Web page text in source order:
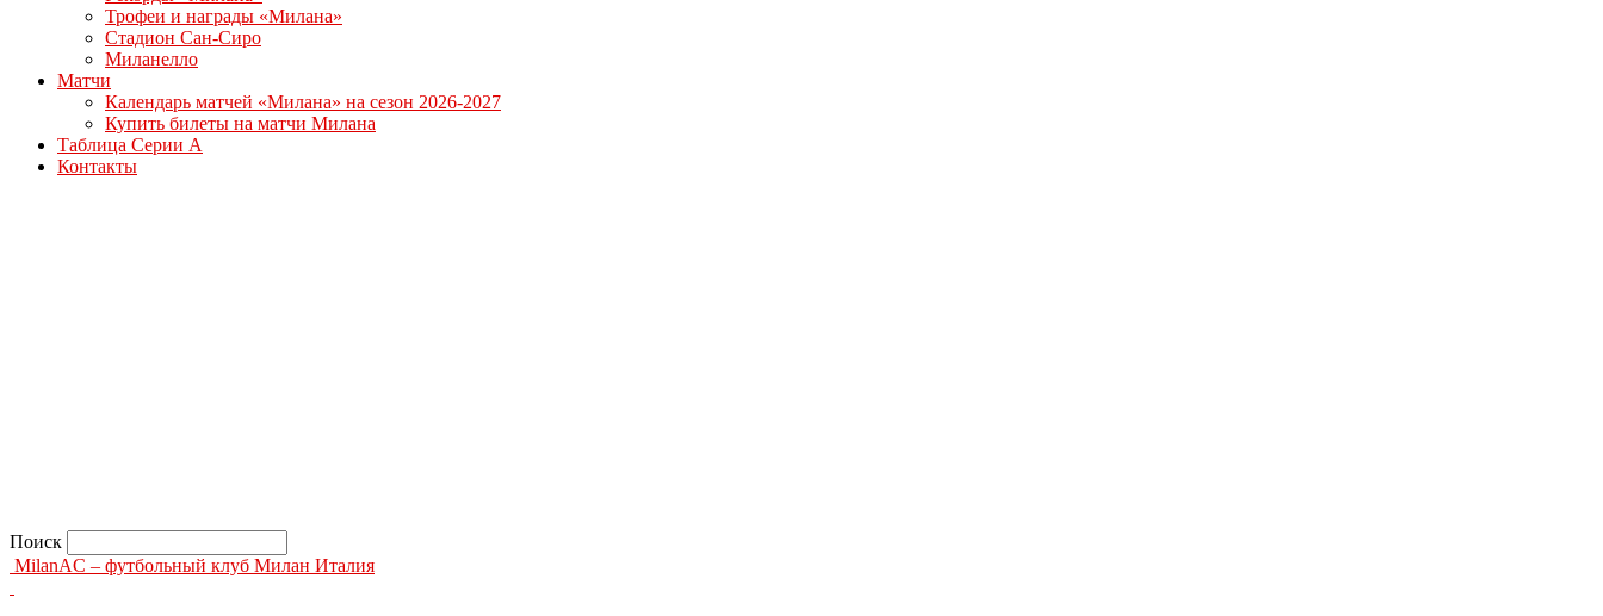
Трофеи и награды «Милана»
Стадион Сан-Сиро
Миланелло
Матчи
Календарь матчей «Милана» на сезон 2026-2027
Купить билеты на матчи Милана
Таблица Серии А
Контакты
Поиск
MilanAC – футбольный клуб Милан Италия